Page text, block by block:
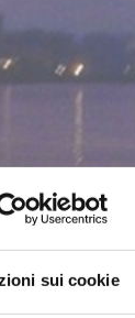
sui cookie